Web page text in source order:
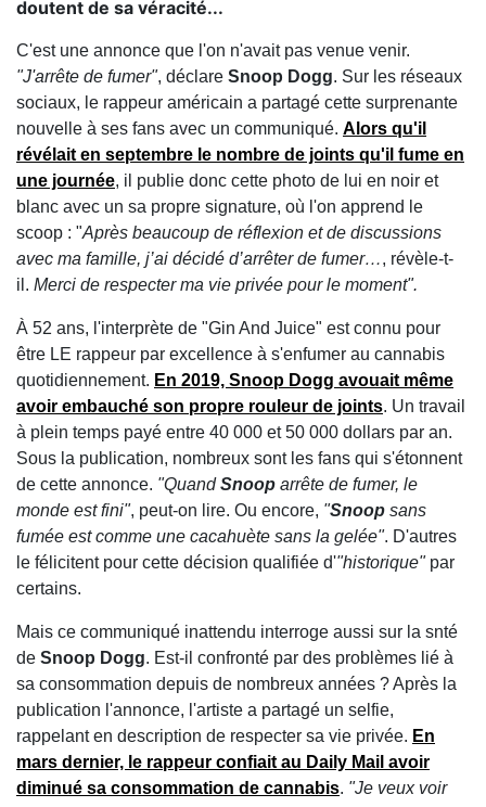
doutent de sa véracité...
C'est une annonce que l'on n'avait pas venue venir.
"J'arrête de fumer", déclare Snoop Dogg. Sur les réseaux
sociaux, le rappeur américain a partagé cette surprenante
nouvelle à ses fans avec un communiqué. Alors qu'il
révélait en septembre le nombre de joints qu'il fume en
une journée, il publie donc cette photo de lui en noir et
blanc avec un sa propre signature, où l'on apprend le
scoop : "Après beaucoup de réflexion et de discussions
avec ma famille, j’ai décidé d’arrêter de fumer…, révèle-t-
il. Merci de respecter ma vie privée pour le moment".
À 52 ans, l'interprète de "Gin And Juice" est connu pour
être LE rappeur par excellence à s'enfumer au cannabis
quotidiennement. En 2019, Snoop Dogg avouait même
avoir embauché son propre rouleur de joints. Un travail
à plein temps payé entre 40 000 et 50 000 dollars par an.
Sous la publication, nombreux sont les fans qui s'étonnent
de cette annonce. "QuandSnoop arrête de fumer, le
monde est fini", peut-on lire. Ou encore, "Snoop sans
fumée est comme une cacahuète sans la gelée". D'autres
le félicitent pour cette décision qualifiée d'"historique"par
certains.
Mais ce communiqué inattendu interroge aussi sur la snté
de Snoop Dogg. Est-il confronté par des problèmes lié à
sa consommation depuis de nombreux années ? Après la
publication l'annonce, l'artiste a partagé un selfie,
rappelant en description de respecter sa vie privée. En
mars dernier, le rappeur confiait au Daily Mail avoir
diminué sa consommation de cannabis. "Je veux voir